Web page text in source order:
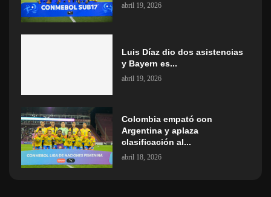
abril 19, 2026
Luis Díaz dio dos asistencias
y Bayern es...
abril 19, 2026
Colombia empató con
Argentina y aplaza
clasificación al...
abril 18, 2026